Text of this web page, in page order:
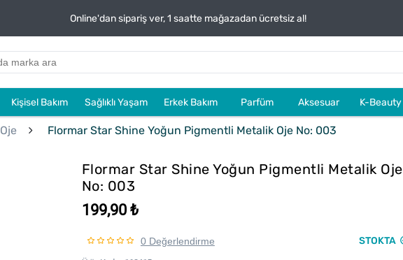
Online'dan sipariş ver, 1 saatte mağazadan ücretsiz al!
Kişisel Bakım Sağlıklı Yaşam Erkek Bakım Parfüm Aksesuar K-Beauty
Oje Flormar Star Shine Yoğun Pigmentli Metalik Oje No: 003
Flormar Star Shine Yoğun Pigmentli Metalik Oje
No: 003
199,90 ₺
0 Değerlendirme STOKTA